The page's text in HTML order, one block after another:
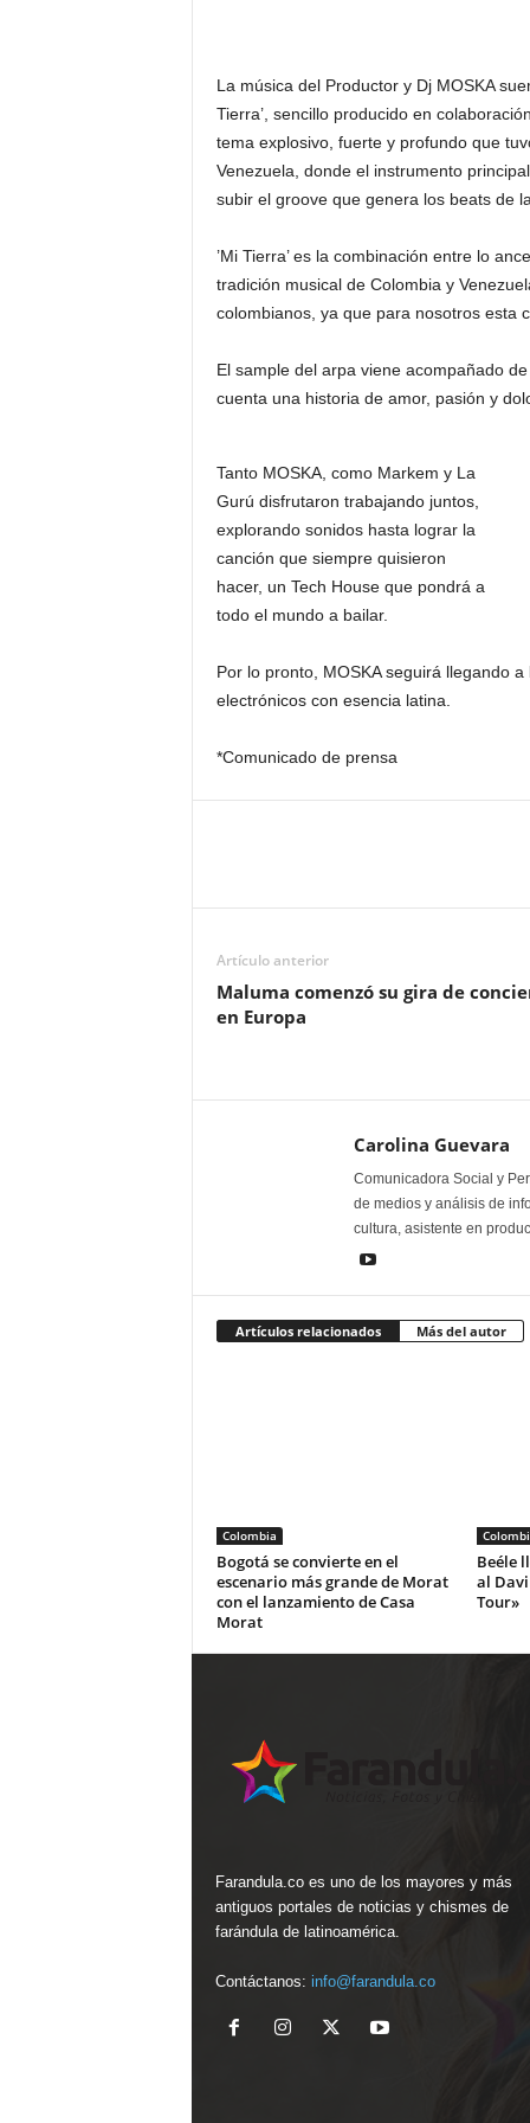
La música del Productor y Dj MOSKA
Tierra’, sencillo producido en
tema explosivo, fuerte y profundo que
Venezuela, donde el instrumento
subir el groove que genera los beats de
’Mi Tierra’ es la combinación entre lo
tradición musical de Colombia y
colombianos, ya que para nosotros esta
El sample del arpa viene acompañado
cuenta una historia de amor, pasión y
Tanto MOSKA, como Markem y La
Gurú disfrutaron trabajando juntos,
explorando sonidos hasta lograr la
canción que siempre quisieron
hacer, un Tech House que pondrá a
todo el mundo a bailar.
Por lo pronto, MOSKA seguirá llegando
electrónicos con esencia latina.
*Comunicado de prensa
Artículo anterior
Maluma comenzó su gira de
en Europa
Carolina Guevara
Comunicadora Social y
de medios y análisis de
cultura, asistente en
Artículos relacionados Más del autor
Colombia
Bogotá se convierte en el
escenario más grande de Morat
con el lanzamiento de Casa
Morat
Beéle
al
Tour»
Farandula.co es uno de los mayores y más
antiguos portales de noticias y chismes de
farándula de latinoamérica.
Contáctanos: info@farandula.co